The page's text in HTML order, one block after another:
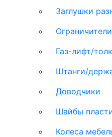
Заглушки
Газ-лифт/
Штанги/
Доводчики
Шайбы
Колеса